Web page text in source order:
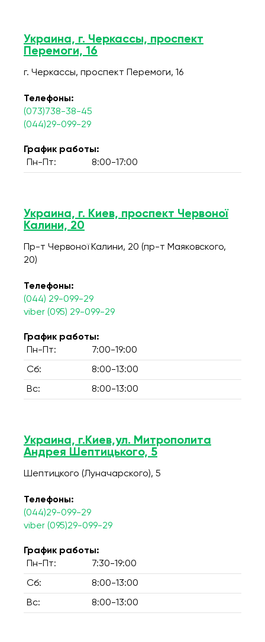
Украина, г. Черкассы, проспект
Перемоги, 16
г. Черкассы, проспект Перемоги, 16
Телефоны:
(073)738-38-45
(044)29-099-29
График работы:
Пн-Пт:
8:00-17:00
Украина, г. Киев, проспект Червоної
Калини, 20
Пр-т Червоної Калини, 20 (пр-т Маяковского,
20)
Телефоны:
(044) 29-099-29
viber (095) 29-099-29
График работы:
Пн-Пт:
7:00-19:00
Сб: 8:00-13:00
Вс: 8:00-13:00
Украина, г.Киев,ул. Митрополита
Андрея Шептицького, 5
Шептицкого (Луначарского), 5
Телефоны:
(044)29-099-29
viber (095)29-099-29
График работы:
Пн-Пт:
7:30-19:00
Сб: 8:00-13:00
Вс: 8:00-13:00